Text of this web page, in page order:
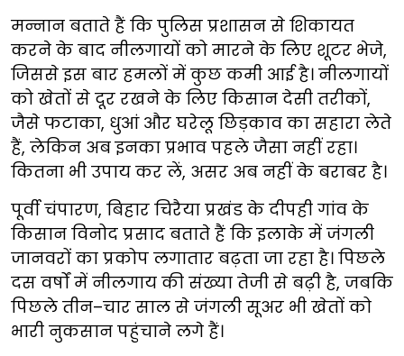
मन्नान बताते हैं कि पुलिस प्रशासन से शिकायत
करने के बाद नीलगायों को मारने के लिए शूटर भेजे,
जिससे इस बार हमलों में कुछ कमी आई है। नीलगायों
को खेतों से दूर रखने के लिए किसान देसी तरीकों,
जैसे फटाका, धुआं और घरेलू छिड़काव का सहारा लेते
हैं, लेकिन अब इनका प्रभाव पहले जैसा नहीं रहा।
कितना भी उपाय कर लें, असर अब नहीं के बराबर है।
पूर्वी चंपारण, बिहार चिरैया प्रखंड के दीपही गांव के
किसान विनोद प्रसाद बताते हैं कि इलाके में जंगली
जानवरों का प्रकोप लगातार बढ़ता जा रहा है। पिछले
दस वर्षों में नीलगाय की संख्या तेजी से बढ़ी है, जबकि
पिछले तीन–चार साल से जंगली सूअर भी खेतों को
भारी नुकसान पहुंचाने लगे हैं।